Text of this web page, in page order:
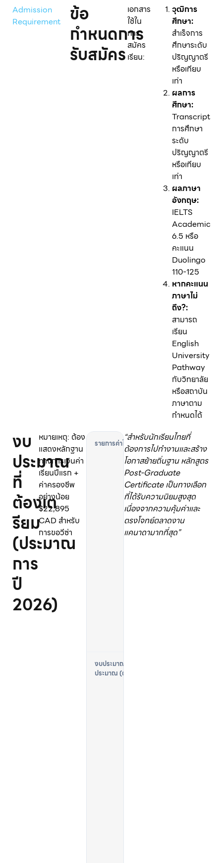
Admission
Requirement
ข้อ
กำหนดการ
รับสมัคร
เอกสาร
ใช้ใน
การ
สมัคร
เรียน:
วุฒิการ
ศึกษา:
สำเร็จการ
ศึกษาระดับ
ปริญญาตรี
หรือเทียบ
เท่า
ผลการ
ศึกษา:
Transcript
การศึกษา
ระดับ
ปริญญาตรี
หรือเทียบ
เท่า
ผลภาษา
อังกฤษ:
IELTS
Academic
6.5 หรือ
คะแนน
Duolingo
110-125
หากคะแนน
ภาษาไม่
ถึง?:
สามารถ
เรียน
English
University
Pathway
กับวิทยาลัย
หรือสถาบัน
ภาษาตาม
กำหนดได้
งบ
ประมาณ
ที่
ต้องเต
รียม
(ประมาณ
การ
ปี
2026)
หมายเหตุ: ต้อง
แสดงหลักฐาน
ทางการเงินค่า
เรียนปีแรก +
ค่าครองชีพ
อย่างน้อย
$22,895
CAD สำหรับ
การขอวีซ่า
ค่
า
เ
ล่
า
เ
รี
ย
น
“สำหรับนักเรียนไทยที่
ต้องการไปทำงานและสร้าง
โอกาสย้ายถิ่นฐาน หลักสูตร
Post-Graduate
Certificate เป็นทางเลือก
ที่ได้รับความนิยมสูงสุด
เนื่องจากความคุ้มค่าและ
ตรงโจทย์ตลาดงาน
แคนาดามากที่สุด”